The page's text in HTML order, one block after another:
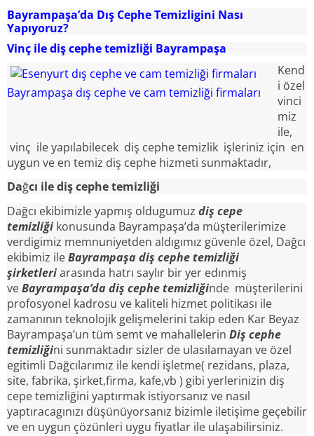
Bayrampaşa’da Dış Cephe Temizligini Nası
Yapıyoruz?
Vinç ile diş cephe temizliği Bayrampaşa
Bayrampaşa dış cephe ve cam temizliği firmaları
Kend
i özel
vinci
miz
ile,
vinç ile yapılabilecek diş cephe temizlik işleriniz için en
uygun ve en temiz diş cephe hizmeti sunmaktadır,
Dağcı ile diş cephe temizliği
Dağcı ekibimizle yapmış oldugumuz diş cepe
temizliği konusunda Bayrampaşa’da müşterilerimize
verdigimiz memnuniyetden aldıgımız güvenle özel, Dağcı
ekibimiz ileBayrampaşa diş cephe temizliği
şirketleriarasında hatrı saylır bir yer edınmiş
veBayrampaşa’da diş cephe temizliğinde müşterilerini
profosyonel kadrosu ve kaliteli hizmet politikası ile
zamanının teknolojik gelişmelerini takip eden Kar Beyaz
Bayrampaşa’un tüm semt ve mahallelerin Diş cephe
temizliğini sunmaktadır sizler de ulasılamayan ve özel
egitimli Dağcılarımız ile kendi işletme( rezidans, plaza,
site, fabrika, şirket,firma, kafe,vb ) gibi yerlerinizin diş
cepe temizliğini yaptırmak istiyorsanız ve nasıl
yaptıracagınızı düşünüyorsanız bizimle iletişime geçebilir
ve en uygun çözünleri uygu fiyatlar ile ulaşabilirsiniz.